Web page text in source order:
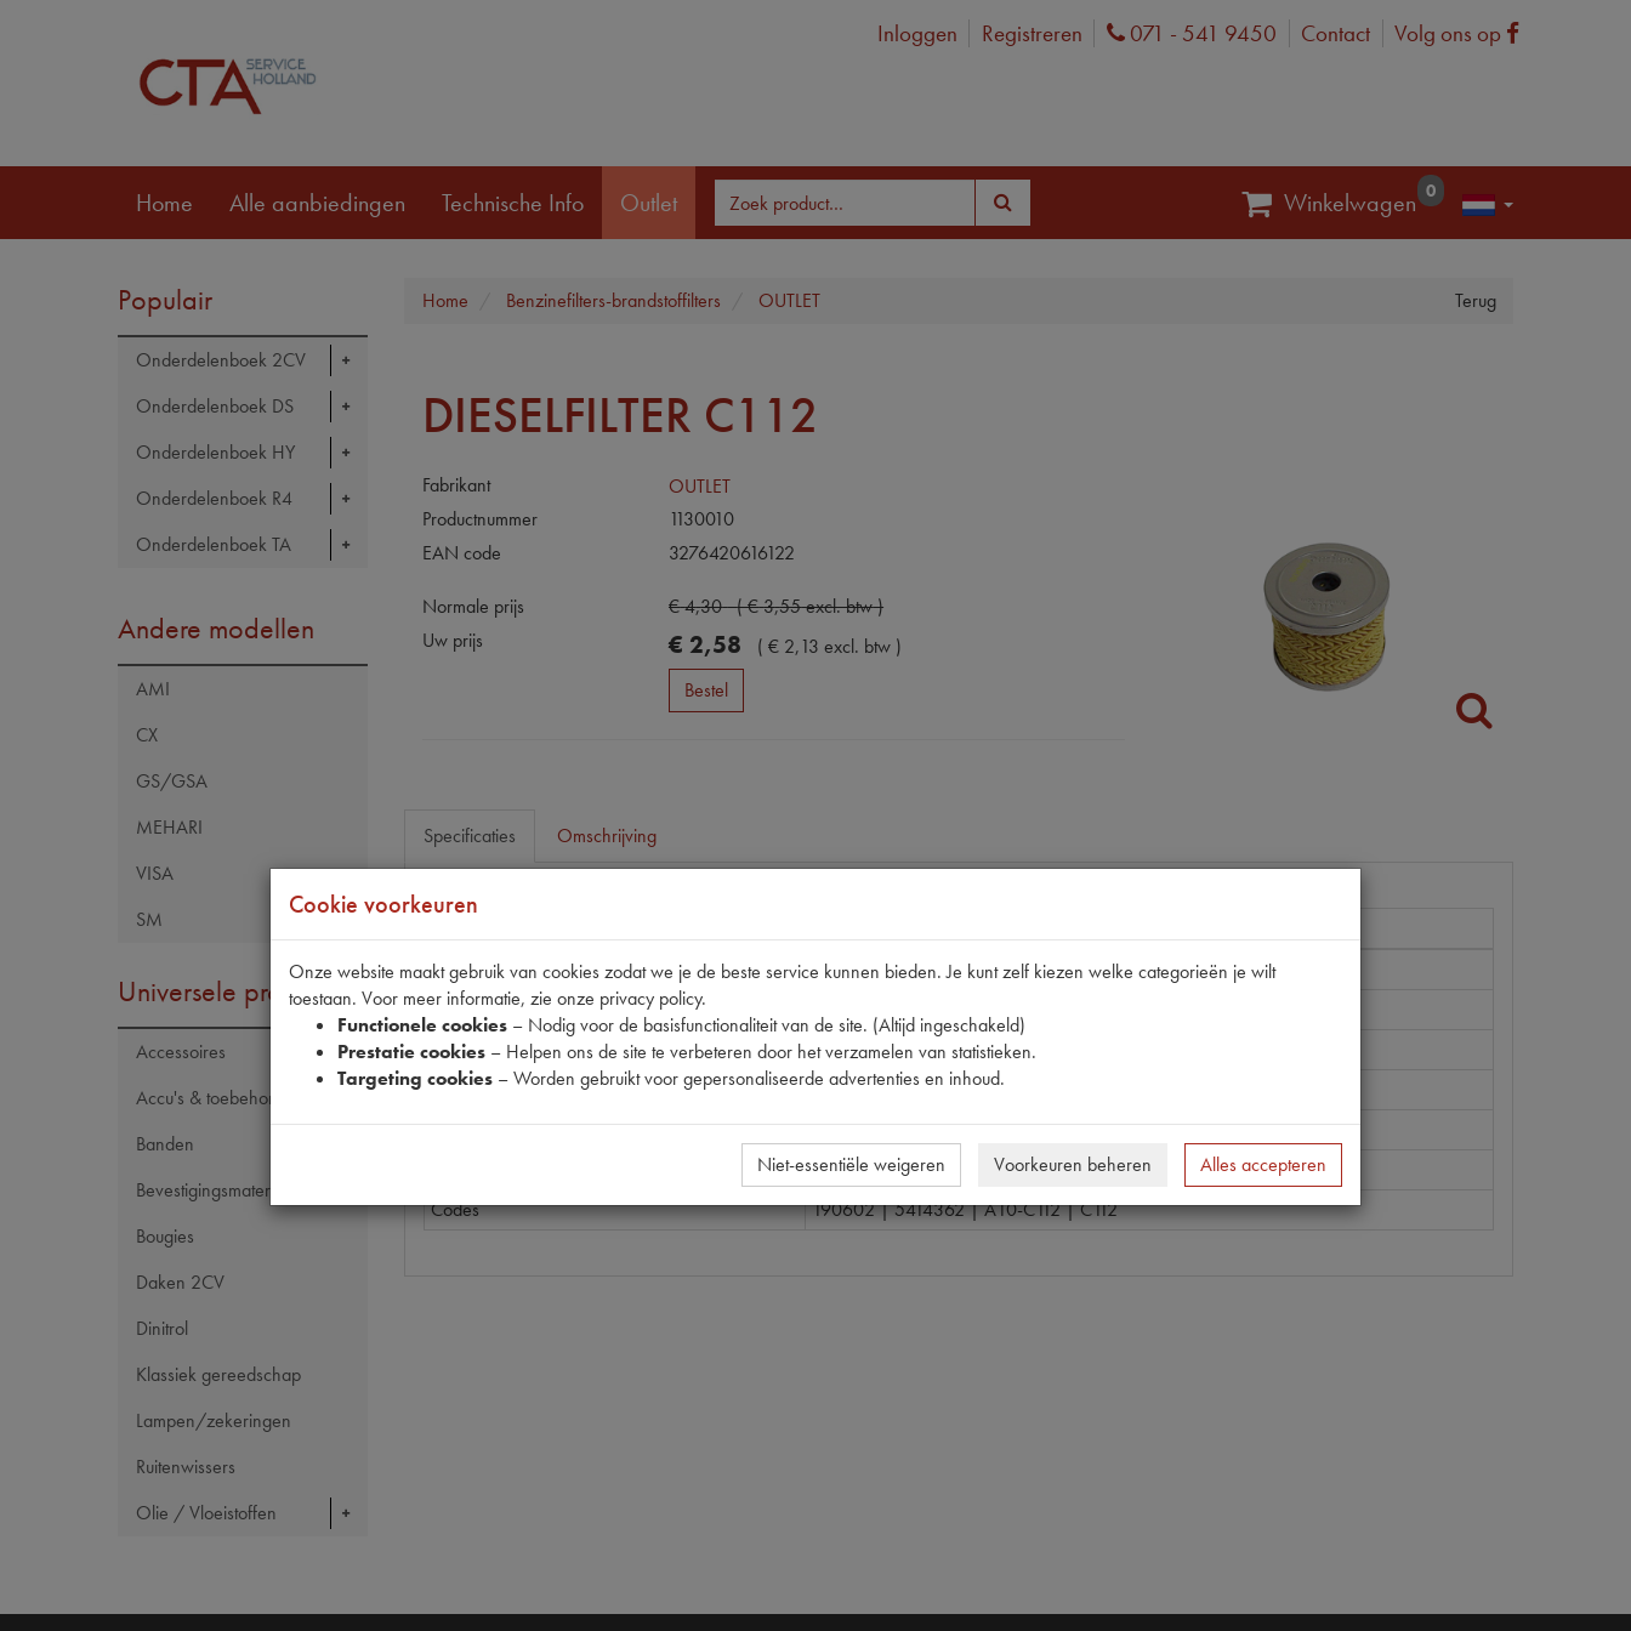
Inloggen Registreren Phone
071 - 541 9450 Contact Volg ons op Facebook
Home Alle aanbiedingen Technische Info Outlet Winkelwagen 0
Populair
Onderdelenboek 2CV
Onderdelenboek DS
Onderdelenboek HY
Onderdelenboek R4
Onderdelenboek TA
Andere modellen
AMI
CX
GS/GSA
MEHARI
VISA
SM
Universele producten
Accessoires
Accu's & toebehoren
Banden
Bevestigingsmateriaal
Bougies
Daken 2CV
Dinitrol
Klassiek gereedschap
Lampen/zekeringen
Ruitenwissers
Olie / Vloeistoffen
Terug
Home Benzinefilters-brandstoffilters OUTLET
DIESELFILTER C112
Fabrikant
OUTLET
Productnummer
1130010
EAN code
3276420616122
Normale prijs €4,30 (€3,55excl. btw)
Uw prijs
€ 2,58 (€ 2,13 excl. btw )
Bestel
Specificaties Omschrijving
Model Citroën
CX/VI D ->92 PUR
Model Peugeot
Tecdoc artikelnummer
C112
Tecdoc brandnummer
38
OE Citroën
5414362
190602
Codes
190602 | 5414362 | A10-C112 | C112
Cookie voorkeuren
Onze website maakt gebruik van cookies zodat we je de beste service kunnen bieden. Je kunt zelf kiezen welke categorieën je wilt
toestaan. Voor meer informatie, zie onze privacy policy.
Functionele cookies – Nodig voor de basisfunctionaliteit van de site. (Altijd ingeschakeld)
Prestatie cookies – Helpen ons de site te verbeteren door het verzamelen van statistieken.
Targeting cookies – Worden gebruikt voor gepersonaliseerde advertenties en inhoud.
Niet-essentiële weigeren Voorkeuren beheren Alles accepteren